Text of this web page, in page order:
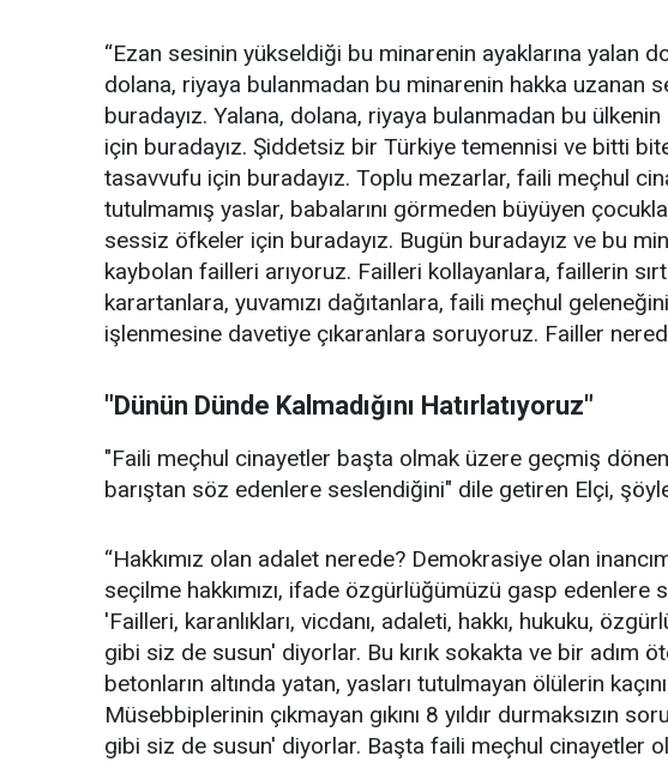
“Ezan sesinin yükseldiği bu minarenin ayaklarına yalan
dolana, riyaya bulanmadan bu minarenin hakka uzanan
buradayız. Yalana, dolana, riyaya bulanmadan bu
için buradayız. Şiddetsiz bir Türkiye temennisi ve bitti
tasavvufu için buradayız. Toplu mezarlar, faili meçhul
tutulmamış yaslar, babalarını görmeden büyüyen
sessiz öfkeler için buradayız. Bugün buradayız ve bu
kaybolan failleri arıyoruz. Failleri kollayanlara, faillerin
karartanlara, yuvamızı dağıtanlara, faili meçhul
işlenmesine davetiye çıkaranlara soruyoruz. Failler
"Dünün Dünde Kalmadığını Hatırlatıyoruz"
"Faili meçhul cinayetler başta olmak üzere geçmiş
barıştan söz edenlere seslendiğini" dile getiren Elçi,
“Hakkımız olan adalet nerede? Demokrasiye olan
seçilme hakkımızı, ifade özgürlüğümüzü gasp
'Failleri, karanlıkları, vicdanı, adaleti, hakkı, hukuku,
gibi siz de susun' diyorlar. Bu kırık sokakta ve bir adım
betonların altında yatan, yasları tutulmayan ölülerin
Müsebbiplerinin çıkmayan gıkını 8 yıldır durmaksızın
gibi siz de susun' diyorlar. Başta faili meçhul cinayetler